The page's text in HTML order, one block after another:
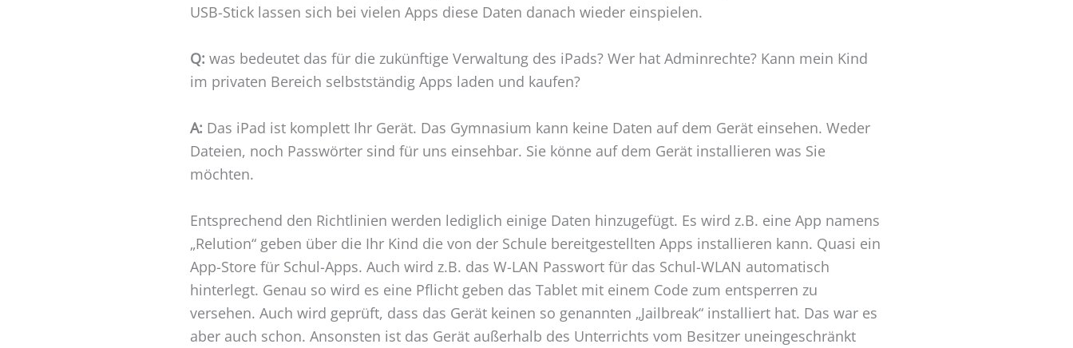
USB-Stick lassen sich bei vielen Apps diese Daten danach wieder einspielen.
Q: was bedeutet das für die zukünftige Verwaltung des iPads? Wer hat Adminrechte? Kann mein Kind
im privaten Bereich selbstständig Apps laden und kaufen?
A: Das iPad ist komplett Ihr Gerät. Das Gymnasium kann keine Daten auf dem Gerät einsehen. Weder
Dateien, noch Passwörter sind für uns einsehbar. Sie könne auf dem Gerät installieren was Sie
möchten.
Entsprechend den Richtlinien werden lediglich einige Daten hinzugefügt. Es wird z.B. eine App namens
„Relution“ geben über die Ihr Kind die von der Schule bereitgestellten Apps installieren kann. Quasi ein
App-Store für Schul-Apps. Auch wird z.B. das W-LAN Passwort für das Schul-WLAN automatisch
hinterlegt. Genau so wird es eine Pflicht geben das Tablet mit einem Code zum entsperren zu
versehen. Auch wird geprüft, dass das Gerät keinen so genannten „Jailbreak“ installiert hat. Das war es
aber auch schon. Ansonsten ist das Gerät außerhalb des Unterrichts vom Besitzer uneingeschränkt